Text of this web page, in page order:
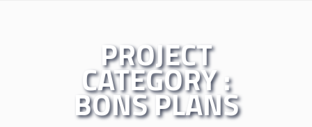
PROJECT
CATEGORY :
BONS PLANS